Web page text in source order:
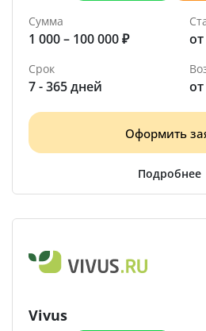
Сумма
1 000 – 100 000 ₽
Срок
7 - 365 дней
Оформить
Vivus